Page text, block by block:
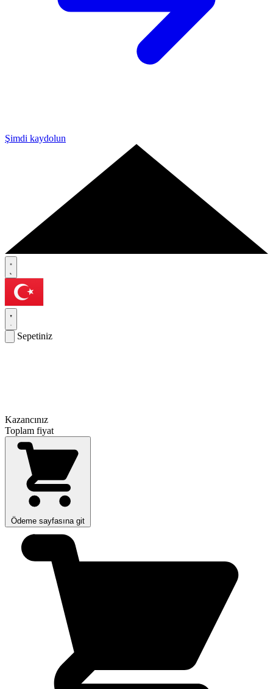
Şimdi kaydolun
Sepetiniz
Kazancınız
Toplam fiyat
Ödeme sayfasına git